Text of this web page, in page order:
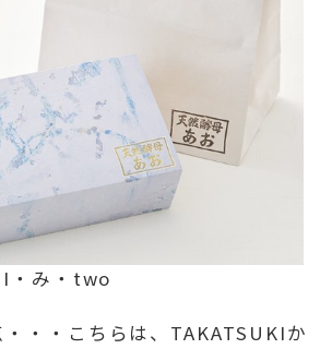
・み・two
・・こちらは、TAKATSUKIか